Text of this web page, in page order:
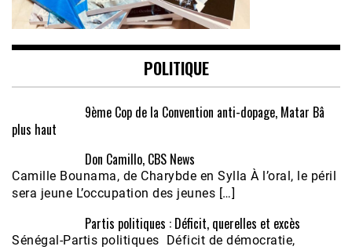
POLITIQUE
9ème Cop de la Convention anti-dopage, Matar Bâ
plus haut
Don Camillo, CBS News
Camille Bounama, de Charybde en Sylla À l’oral, le péril
sera jeune L’occupation des jeunes […]
Partis politiques : Déficit, querelles et excès
Sénégal-Partis politiques Déficit de démocratie,